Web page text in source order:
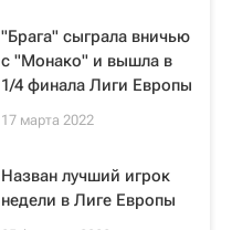
"Брага" сыграла вничью
с "Монако" и вышла в
1/4 финала Лиги Европы
17 марта 2022
Назван лучший игрок
недели в Лиге Европы